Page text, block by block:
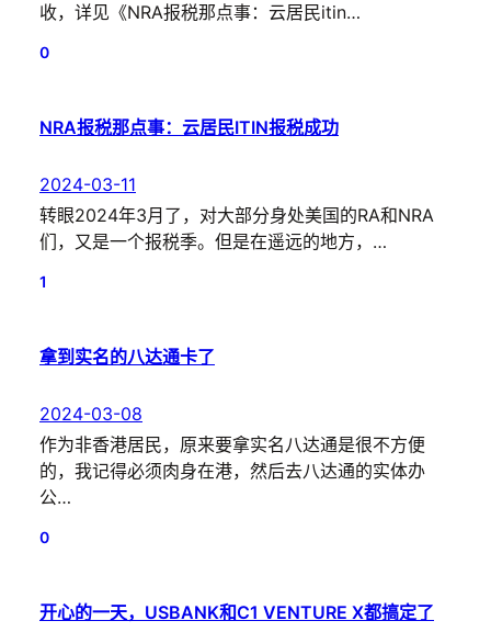
收，详见《NRA报税那点事：云居民itin…
0
NRA报税那点事：云居民ITIN报税成功
2024-03-11
转眼2024年3月了，对大部分身处美国的RA和NRA
们，又是一个报税季。但是在遥远的地方，…
1
拿到实名的八达通卡了
2024-03-08
作为非香港居民，原来要拿实名八达通是很不方便
的，我记得必须肉身在港，然后去八达通的实体办
公…
0
开心的一天，USBANK和C1 VENTURE X都搞定了